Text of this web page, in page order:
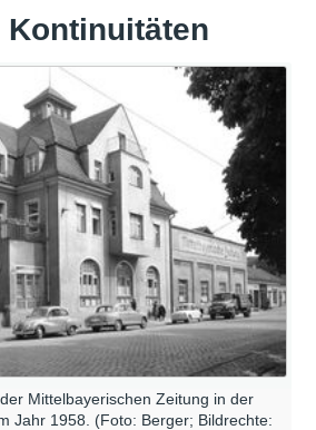
Mittelbayerischen Zeitung in der
Jahr 1958. (Foto: Berger; Bildrechte: